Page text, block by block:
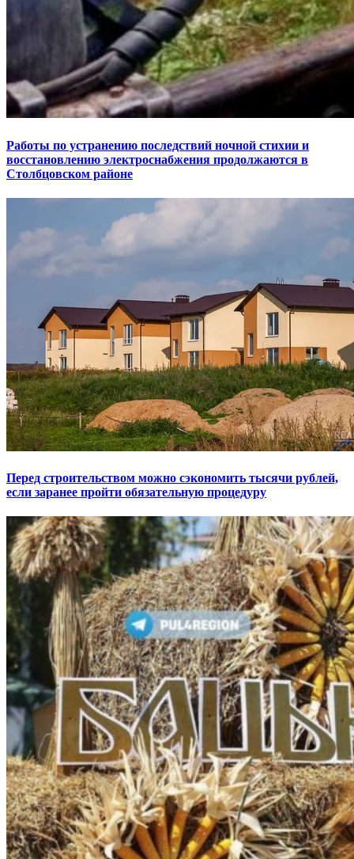
Работы по устранению последствий ночной стихии и
восстановлению электроснабжения продолжаются в
Столбцовском районе
Перед строительством можно сэкономить тысячи рублей,
если заранее пройти обязательную процедуру